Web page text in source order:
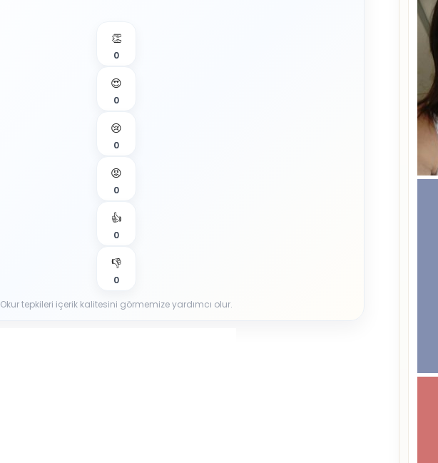
👏
0
😍
0
😢
0
😡
0
👍
0
👎
0
Okur tepkileri içerik kalitesini görmemize yardımcı olur.